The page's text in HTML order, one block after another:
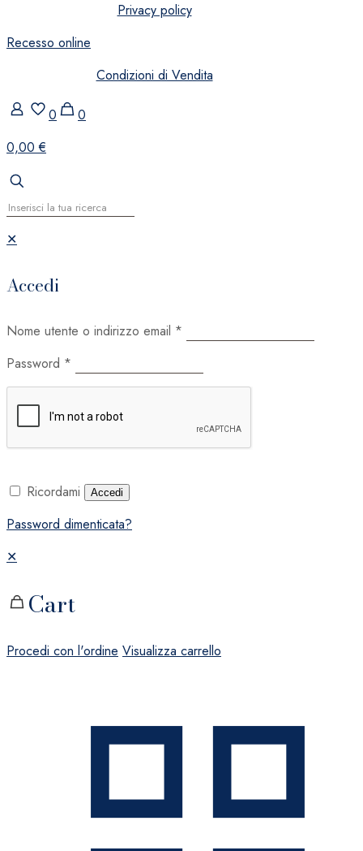
Privacy policy
Recesso online
Condizioni di Vendita
0
0
0,00 €
✕
Accedi
Nome utente o indirizzo email *
Password *
Ricordami Accedi
Password dimenticata?
✕
Cart
Procedi con l'ordine Visualizza carrello